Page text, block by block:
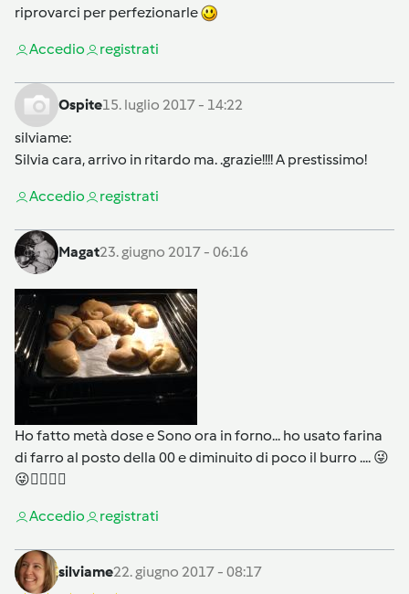
riprovarci per perfezionarle
Accedio registrati
Ospite15. luglio 2017 - 14:22
silviame:
Silvia cara, arrivo in ritardo ma. .grazie!!!! A prestissimo!
Accedio registrati
Magat23. giugno 2017 - 06:16
Ho fatto metà dose e Sono ora in forno... ho usato farina
di farro al posto della 00 e diminuito di poco il burro .... 😜
😜👍🏻👍🏻
Accedio registrati
silviame22. giugno 2017 - 08:17